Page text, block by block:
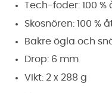
Tech-foder: 100
Skosnören: 100 %
Bakre ögla och
Drop: 6 mm
Vikt: 2 x 288 g